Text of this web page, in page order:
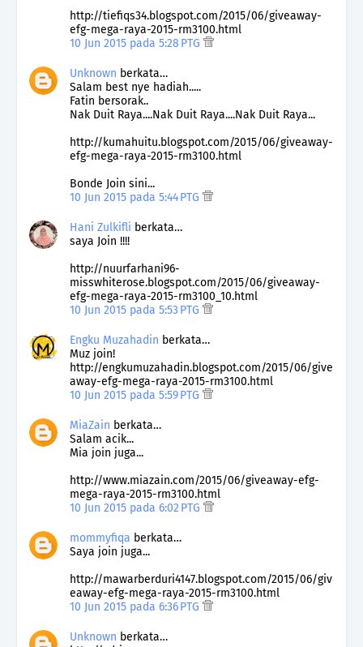
http://tiefiqs34.blogspot.com/2015/06/giveaway-
efg-mega-raya-2015-rm3100.html
10 Jun 2015 pada 5:28 PTG
Unknown berkata…
Salam best nye hadiah.....
Fatin bersorak..
Nak Duit Raya....Nak Duit Raya....Nak Duit Raya...
http://kumahuitu.blogspot.com/2015/06/giveaway-
efg-mega-raya-2015-rm3100.html
Bonde Join sini...
10 Jun 2015 pada 5:44 PTG
Hani Zulkifli berkata…
saya Join !!!!
http://nuurfarhani96-
misswhiterose.blogspot.com/2015/06/giveaway-
efg-mega-raya-2015-rm3100_10.html
10 Jun 2015 pada 5:53 PTG
Engku Muzahadin berkata…
Muz join!
http://engkumuzahadin.blogspot.com/2015/06/give
away-efg-mega-raya-2015-rm3100.html
10 Jun 2015 pada 5:59 PTG
MiaZain berkata…
Salam acik...
Mia join juga...
http://www.miazain.com/2015/06/giveaway-efg-
mega-raya-2015-rm3100.html
10 Jun 2015 pada 6:02 PTG
mommyfiqa berkata…
Saya join juga...
http://mawarberduri4147.blogspot.com/2015/06/giv
eaway-efg-mega-raya-2015-rm3100.html
10 Jun 2015 pada 6:36 PTG
Unknown berkata…